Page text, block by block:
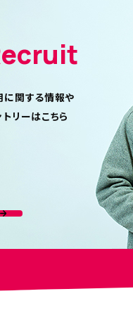
に関する情報や
トリーはこちら